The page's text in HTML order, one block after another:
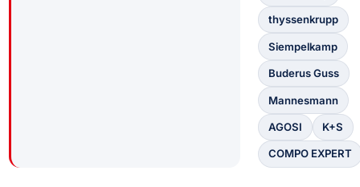
thyssenkrupp
Siempelkamp
Buderus Guss
Mannesmann
AGOSI K+S
COMPO EXPERT